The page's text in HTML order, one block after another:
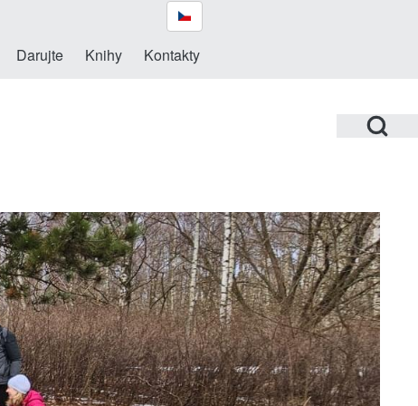
Darujte Knihy Kontakty
Open Search